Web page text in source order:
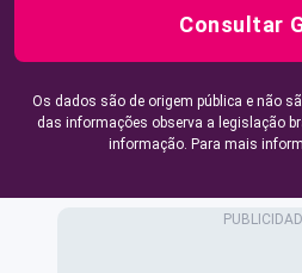
Consultar
Os dados são de origem pública e não
das informações observa a legislação
informação. Para mais